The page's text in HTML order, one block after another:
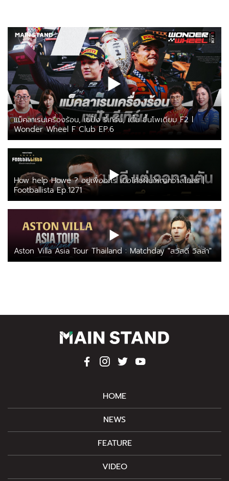
แม็คลาเรนเครื่องร้อน, เซปัง รีเทิร์น, เติ้น ขึ้นโพเดียม F2 l
Wonder Wheel F Club EP.6
How help Howe ? อยู่เพื่ออะไร เมื่อโค้ชฝันใหญ่กว่าสโมสร |
Footballista Ep.1271
Aston Villa Asia Tour Thailand : Matchday "สวัสดี วิลล่า"
HOME
NEWS
FEATURE
VIDEO